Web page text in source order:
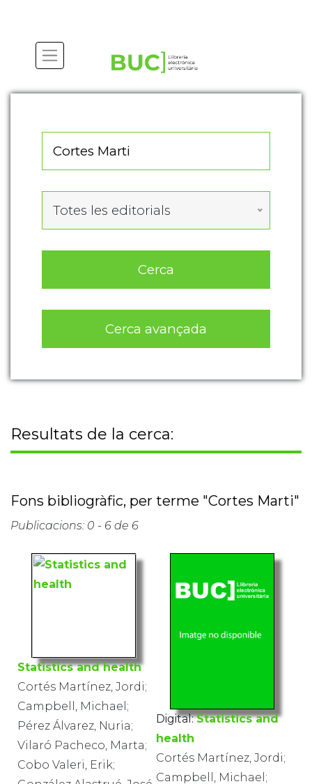
Totes les editorials
Cerca
Cerca avançada
Resultats de la cerca:
Fons bibliogràfic, per terme "Cortes Marti"
Publicacions: 0 - 6 de 6
Statistics and health
Cortés Martínez, Jordi;
Campbell, Michael;
Pérez Álvarez, Nuria;
Vilaró Pacheco, Marta;
Cobo Valeri, Erik;
Digital: Statistics and
health
Cortés Martínez, Jordi;
Campbell, Michael;